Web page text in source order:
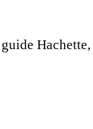
guide Hachette,